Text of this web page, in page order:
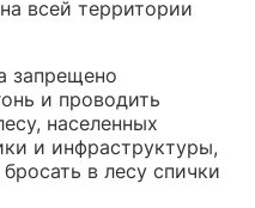
всей территории
запрещено
и проводить
населенных
и инфраструктуры,
в лесу спички